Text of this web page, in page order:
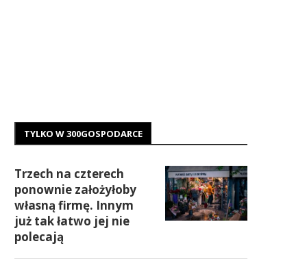
TYLKO W 300GOSPODARCE
Trzech na czterech
ponownie założyłoby
własną firmę. Innym
już tak łatwo jej nie
polecają